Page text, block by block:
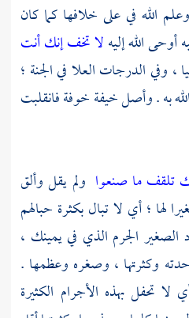
الله في على خلافها كما كان
أوحى الله إليهلا تخف إنك أنت
، وفي الدرجات العلا في الجنة ؛
به . وأصل خيفة خوفة فانقلبت
تلقف ما صنعوا ولم يقل وألق
لها ؛ أي لا تبال بكثرة حبالهم
الصغير الجرم الذي في يمينك ،
وكثرتها ، وصغره وعظمها .
لا تحفل بهذه الأجرام الكثيرة